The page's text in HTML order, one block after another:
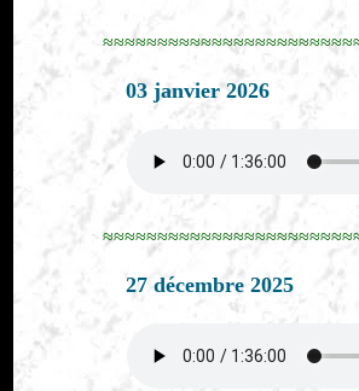
03 janvier 2026
27 décembre 2025